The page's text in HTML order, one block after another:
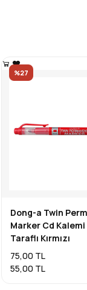
%27
Dong-a Twin
Marker Cd
Taraflı Kırmızı
75,00 TL
55,00 TL